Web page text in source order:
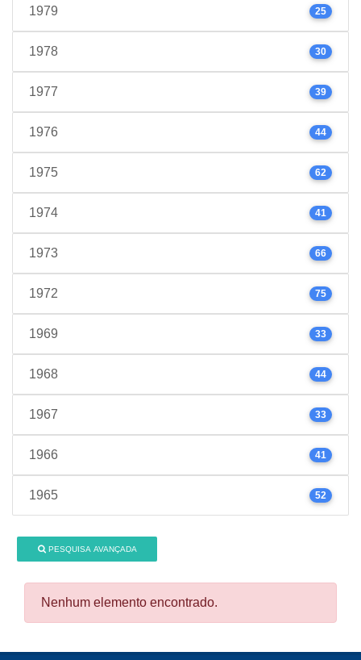
1979 25
1978 30
1977 39
1976 44
1975 62
1974 41
1973 66
1972 75
1969 33
1968 44
1967 33
1966 41
1965 52
PESQUISA AVANÇADA
Nenhum elemento encontrado.